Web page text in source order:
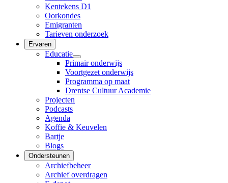
Kentekens D1
Oorkondes
Emigranten
Tarieven onderzoek
Ervaren
Educatie
Primair onderwijs
Voortgezet onderwijs
Programma op maat
Drentse Cultuur Academie
Projecten
Podcasts
Agenda
Koffie & Keuvelen
Bartje
Blogs
Ondersteunen
Archiefbeheer
Archief overdragen